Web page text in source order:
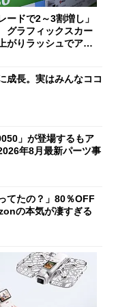
ードで2～3割増し」
ラフィックスカー
がりラッシュでアキ
成長。実はみんなココ
」が登場するもア
年8月最新パーツ事
てたの？」80％OFF
の本気が凄すぎる